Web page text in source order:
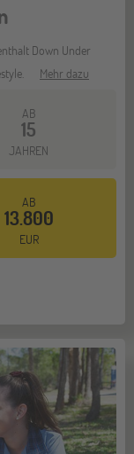
Down Under
Mehr dazu
AB
15
JAHREN
AB
13.800
EUR